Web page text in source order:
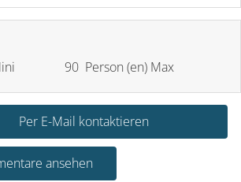
90 Person (en) Max
Per E-Mail kontaktieren
ansehen